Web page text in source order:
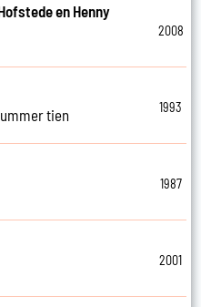
en Henny
2008
tien
1993
1987
2001